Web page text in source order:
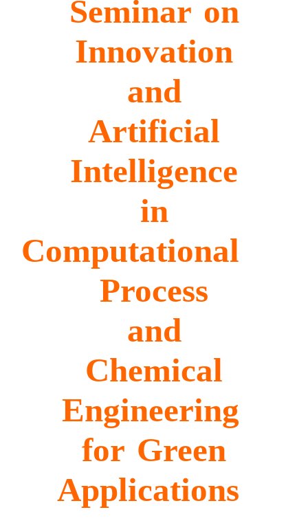
Innovation
and
Artificial
Intelligence
Computational
Process
and
Chemical
Engineering
for Green
Applications